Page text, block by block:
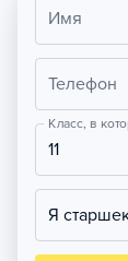
Имя
Телефон
Класс, в
11
Я